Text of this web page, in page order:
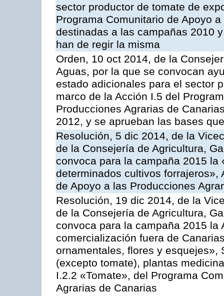
sector productor de tomate de
Programa Comunitario de Apoyo
destinadas a las campañas 2010
han de regir la misma
Orden, 10 oct 2014, de la
Aguas, por la que se convocan
estado adicionales para el sector
marco de la Acción I.5 del
Producciones Agrarias de
2012, y se aprueban las bases
Resolución, 5 dic 2014, de la
de la Consejería de Agricultura,
convoca para la campaña 2015 la
determinados cultivos forrajeros»,
de Apoyo a las Producciones
Resolución, 19 dic 2014, de la
de la Consejería de Agricultura,
convoca para la campaña 2015 la
comercialización fuera de
ornamentales, flores y esquejes»,
(excepto tomate), plantas
I.2.2 «Tomate», del Programa
Agrarias de Canarias